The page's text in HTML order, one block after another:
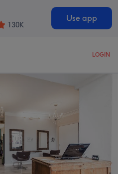
130K
Use app
LOGIN